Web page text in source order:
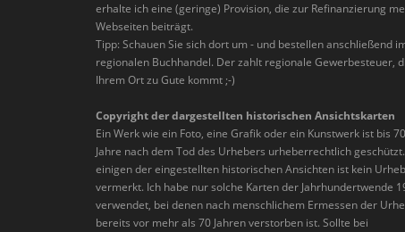
erhalte ich eine (geringe) Provision, die zur Refinanzierung
Webseiten beiträgt.
Tipp: Schauen Sie sich dort um - und bestellen anschließend
regionalen Buchhandel. Der zahlt regionale Gewerbesteuer,
Ihrem Ort zu Gute kommt ;-)
Copyright der dargestellten historischen Ansichtskarten
Ein Werk wie ein Foto, eine Grafik oder ein Kunstwerk ist bis 70
Jahre nach dem Tod des Urhebers urheberrechtlich
einigen der eingestellten historischen Ansichten ist kein
vermerkt. Ich habe nur solche Karten der Jahrhundertwende
verwendet, bei denen nach menschlichem Ermessen der
bereits vor mehr als 70 Jahren verstorben ist. Sollte bei